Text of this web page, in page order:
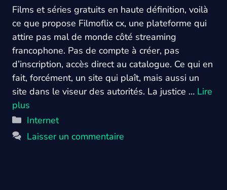
Films et séries gratuits en haute définition, voilà
ce que propose Filmoflix cx, une plateforme qui
attire pas mal de monde côté streaming
francophone. Pas de compte à créer, pas
d’inscription, accès direct au catalogue. Ce qui en
fait, forcément, un site qui plaît, mais aussi un
site dans le viseur des autorités. La justice … Lire
plus
Catégories
Internet
Laisser un commentaire